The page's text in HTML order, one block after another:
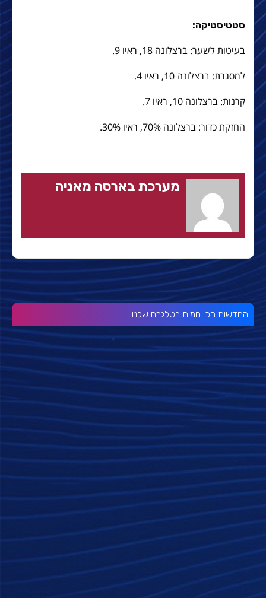
סטטיסטיקה:
בעיטות לשער: ברצלונה 18, ראיו 9.
למסגרת: ברצלונה 10, ראיו 4.
קרנות: ברצלונה 10, ראיו 7.
החזקת כדור: ברצלונה 70%, ראיו 30%.
מערכת בארסה מאניה
החדשות הכי חמות בטלגרם שלנו